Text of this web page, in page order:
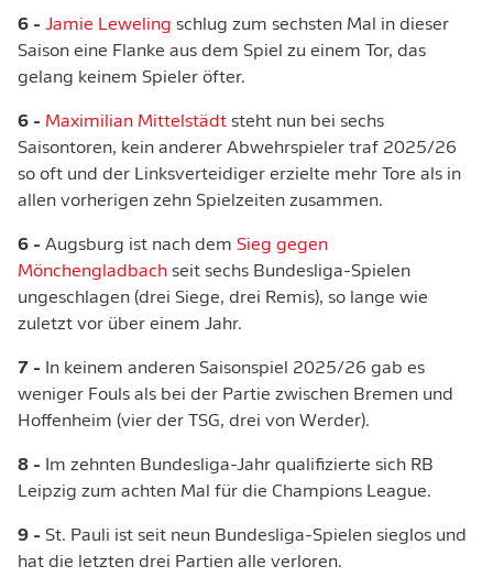
6 - Jamie Leweling schlug zum sechsten Mal in dieser
Saison eine Flanke aus dem Spiel zu einem Tor, das
gelang keinem Spieler öfter.
6 - Maximilian Mittelstädt steht nun bei sechs
Saisontoren, kein anderer Abwehrspieler traf 2025/26
so oft und der Linksverteidiger erzielte mehr Tore als in
allen vorherigen zehn Spielzeiten zusammen.
6 - Augsburg ist nach dem Sieg gegen
Mönchengladbach seit sechs Bundesliga-Spielen
ungeschlagen (drei Siege, drei Remis), so lange wie
zuletzt vor über einem Jahr.
7 - In keinem anderen Saisonspiel 2025/26 gab es
weniger Fouls als bei der Partie zwischen Bremen und
Hoffenheim (vier der TSG, drei von Werder).
8 - Im zehnten Bundesliga-Jahr qualifizierte sich RB
Leipzig zum achten Mal für die Champions League.
9 - St. Pauli ist seit neun Bundesliga-Spielen sieglos und
hat die letzten drei Partien alle verloren.